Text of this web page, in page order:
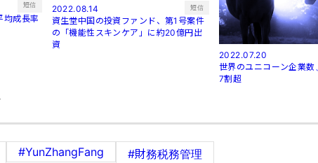
短信
均成長率
2022.08.14 短信
資生堂中国の投資ファンド、第1号案件
の「機能性スキンケア」に約20億円出
資
2022.07.20
世界のユニコーン企業数
7割超
#YunZhangFang #財務税務管理